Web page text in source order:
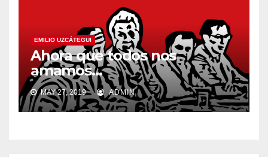
EMILIO UZCÁTEGUI
Ahora que todos nos
amamos…
MAY 27, 2019 ADMIN